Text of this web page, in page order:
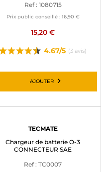
Ref : 1080715
Prix public conseillé : 16,90 €
15,20 €
4.67/5 (3 avis)
AJOUTER
TECMATE
Chargeur de batterie O-3
CONNECTEUR SAE
Ref : TC0007